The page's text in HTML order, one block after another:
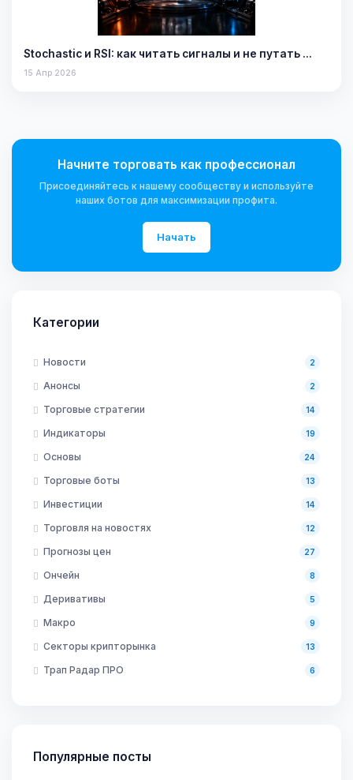
Stochastic и RSI: как читать сигналы и не путать …
15 Апр 2026
Начните торговать как профессионал
Присоединяйтесь к нашему сообществу и используйте
наших ботов для максимизации профита.
Начать
Категории
Новости 2
Анонсы 2
Торговые стратегии 14
Индикаторы 19
Основы 24
Торговые боты 13
Инвестиции 14
Торговля на новостях 12
Прогнозы цен 27
Ончейн 8
Деривативы 5
Макро 9
Секторы крипторынка 13
Трап Радар ПРО 6
Популярные посты